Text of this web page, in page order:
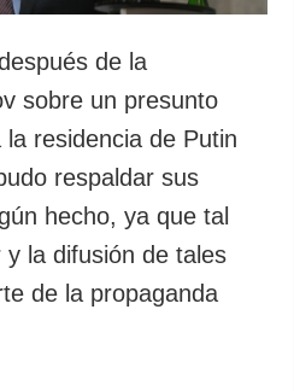
de la
sobre un presunto
residencia de Putin
respaldar sus
hecho, ya que tal
la difusión de tales
de la propaganda